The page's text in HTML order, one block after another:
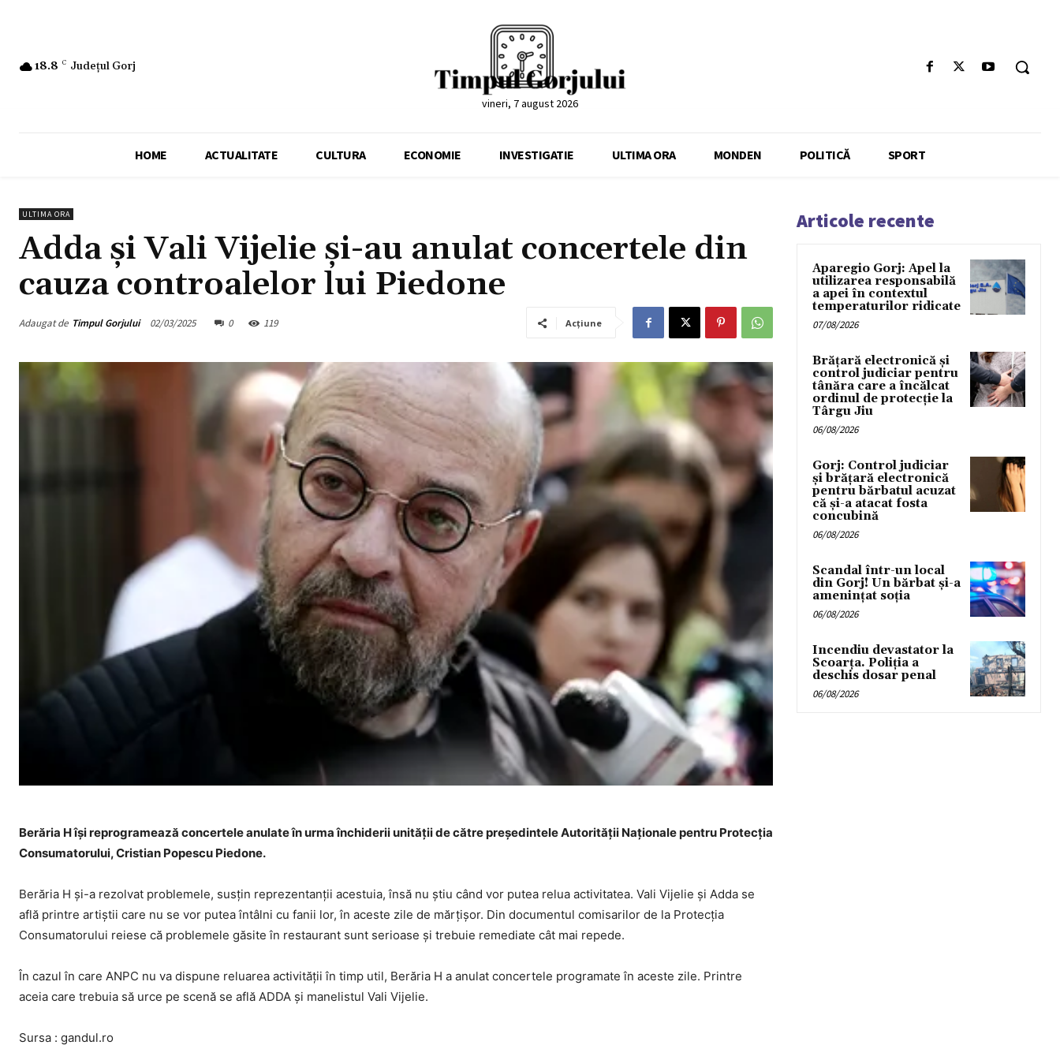
18.8 C Județul Gorj
vineri, 7 august 2026
HOME ACTUALITATE CULTURA ECONOMIE INVESTIGATIE ULTIMA ORA MONDEN POLITICĂ SPORT
ULTIMA ORA
Adda și Vali Vijelie și-au anulat concertele din
cauza controalelor lui Piedone
Adaugat de Timpul Gorjului 02/03/2025 0 119 Acțiune
Berăria H își reprogramează concertele anulate în urma închiderii unității de către președintele Autorității Naționale pentru Protecția
Consumatorului, Cristian Popescu Piedone.
Berăria H și-a rezolvat problemele, susțin reprezentanții acestuia, însă nu știu când vor putea relua activitatea. Vali Vijelie și Adda se
află printre artiștii care nu se vor putea întâlni cu fanii lor, în aceste zile de mărțișor. Din documentul comisarilor de la Protecția
Consumatorului reiese că problemele găsite în restaurant sunt serioase și trebuie remediate cât mai repede.
În cazul în care ANPC nu va dispune reluarea activității în timp util, Berăria H a anulat concertele programate în aceste zile. Printre
aceia care trebuia să urce pe scenă se află ADDA și manelistul Vali Vijelie.
Sursa : gandul.ro
Articole recente
Aparegio Gorj: Apel la
utilizarea responsabilă
a apei în contextul
temperaturilor ridicate
07/08/2026
Brățară electronică și
control judiciar pentru
tânăra care a încălcat
ordinul de protecție la
Târgu Jiu
06/08/2026
Gorj: Control judiciar
și brățară electronică
pentru bărbatul acuzat
că și-a atacat fosta
concubină
06/08/2026
Scandal într-un local
din Gorj! Un bărbat și-a
amenințat soția
06/08/2026
Incendiu devastator la
Scoarța. Poliția a
deschis dosar penal
06/08/2026